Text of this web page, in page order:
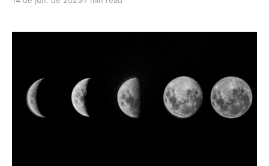
sesiones atrasada. No, no dejé de jugar rol, pero sí
a poner por escrito lo